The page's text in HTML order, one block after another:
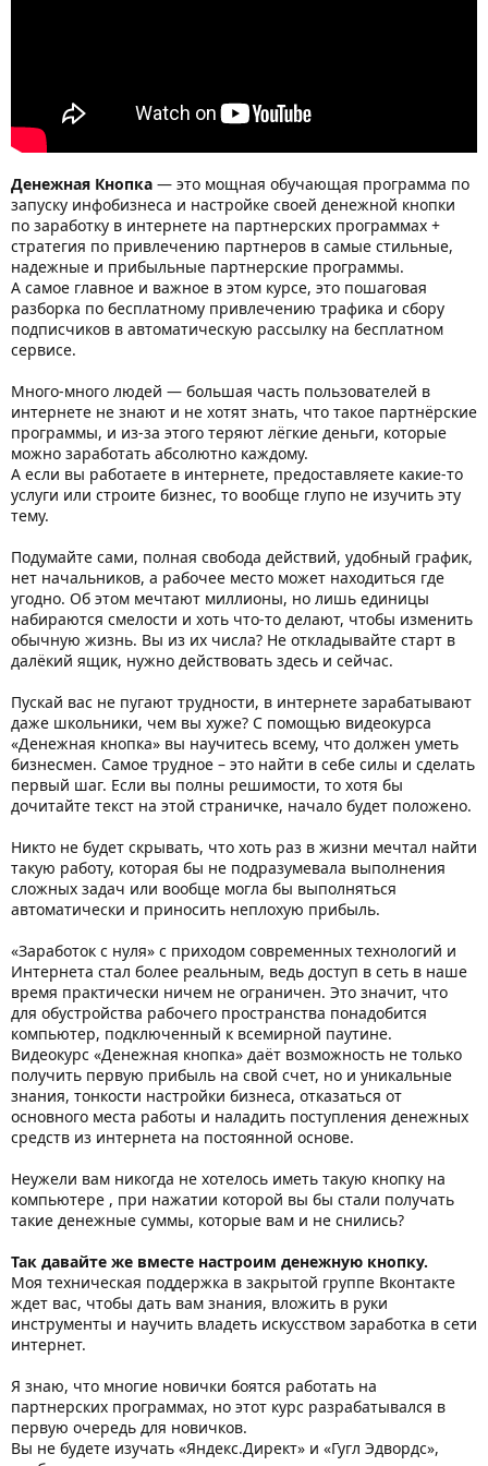
Денежная Кнопка — это мощная обучающая программа по
запуску инфобизнеса и настройке своей денежной кнопки
по заработку в интернете на партнерских программах +
стратегия по привлечению партнеров в самые стильные,
надежные и прибыльные партнерские программы.
А самое главное и важное в этом курсе, это пошаговая
разборка по бесплатному привлечению трафика и сбору
подписчиков в автоматическую рассылку на бесплатном
сервисе.
Много-много людей — большая часть пользователей в
интернете не знают и не хотят знать, что такое партнёрские
программы, и из-за этого теряют лёгкие деньги, которые
можно заработать абсолютно каждому.
А если вы работаете в интернете, предоставляете какие-то
услуги или строите бизнес, то вообще глупо не изучить эту
тему.
Подумайте сами, полная свобода действий, удобный график,
нет начальников, а рабочее место может находиться где
угодно. Об этом мечтают миллионы, но лишь единицы
набираются смелости и хоть что-то делают, чтобы изменить
обычную жизнь. Вы из их числа? Не откладывайте старт в
далёкий ящик, нужно действовать здесь и сейчас.
Пускай вас не пугают трудности, в интернете зарабатывают
даже школьники, чем вы хуже? С помощью видеокурса
«Денежная кнопка» вы научитесь всему, что должен уметь
бизнесмен. Самое трудное – это найти в себе силы и сделать
первый шаг. Если вы полны решимости, то хотя бы
дочитайте текст на этой страничке, начало будет положено.
Никто не будет скрывать, что хоть раз в жизни мечтал найти
такую работу, которая бы не подразумевала выполнения
сложных задач или вообще могла бы выполняться
автоматически и приносить неплохую прибыль.
«Заработок с нуля» с приходом современных технологий и
Интернета стал более реальным, ведь доступ в сеть в наше
время практически ничем не ограничен. Это значит, что
для обустройства рабочего пространства понадобится
компьютер, подключенный к всемирной паутине.
Видеокурс «Денежная кнопка» даёт возможность не только
получить первую прибыль на свой счет, но и уникальные
знания, тонкости настройки бизнеса, отказаться от
основного места работы и наладить поступления денежных
средств из интернета на постоянной основе.
Неужели вам никогда не хотелось иметь такую кнопку на
компьютере , при нажатии которой вы бы стали получать
такие денежные суммы, которые вам и не снились?
Так давайте же вместе настроим денежную кнопку.
Моя техническая поддержка в закрытой группе Вконтакте
ждет вас, чтобы дать вам знания, вложить в руки
инструменты и научить владеть искусством заработка в сети
интернет.
Я знаю, что многие новички боятся работать на
партнерских программах, но этот курс разрабатывался в
первую очередь для новичков.
Вы не будете изучать «Яндекс.Директ» и «Гугл Эдвордс»,